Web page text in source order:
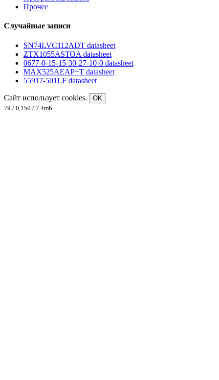
Прочее
Случайные записи
SN74LVC112ADT datasheet
ZTX1055ASTOA datasheet
0677-0-15-15-30-27-10-0 datasheet
MAX525AEAP+T datasheet
55917-501LF datasheet
Сайт использует cookies.
OK
79 / 0,150 / 7.4mb